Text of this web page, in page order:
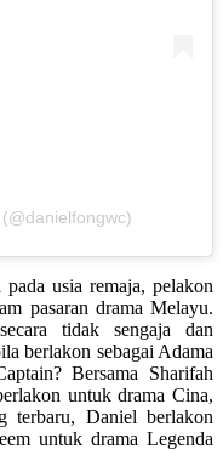
usia remaja, pelakon
pasaran drama Melayu.
tidak sengaja dan
berlakon sebagai Adama
Bersama Sharifah
untuk drama Cina,
terbaru, Daniel berlakon
untuk drama Legenda